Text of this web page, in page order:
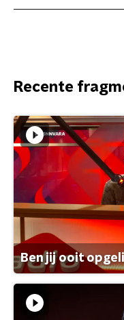
Recente
Ben jij ooit